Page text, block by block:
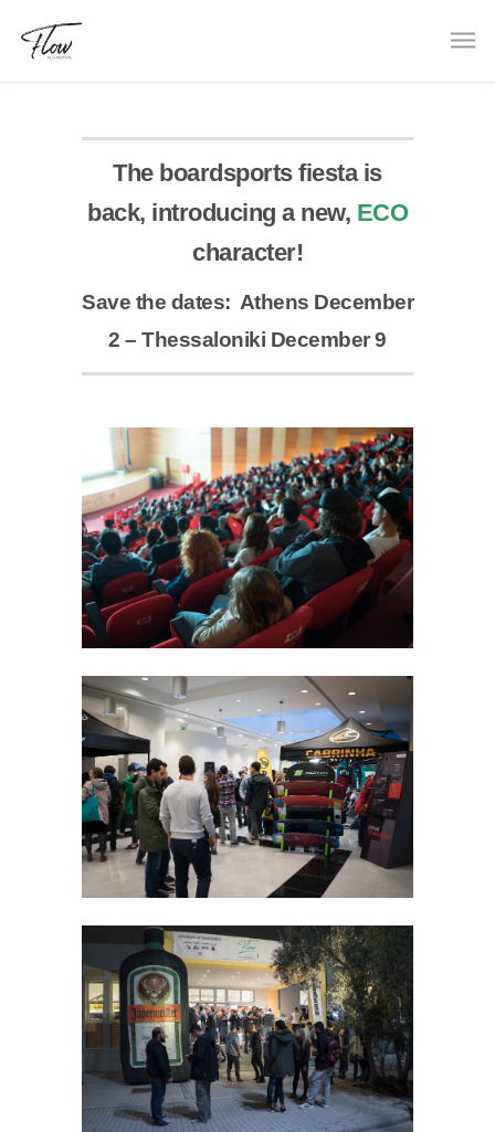
The boardsports fiesta is
back, introducing a new, ECO
character!
Save the dates: Athens December
2 – Thessaloniki December 9